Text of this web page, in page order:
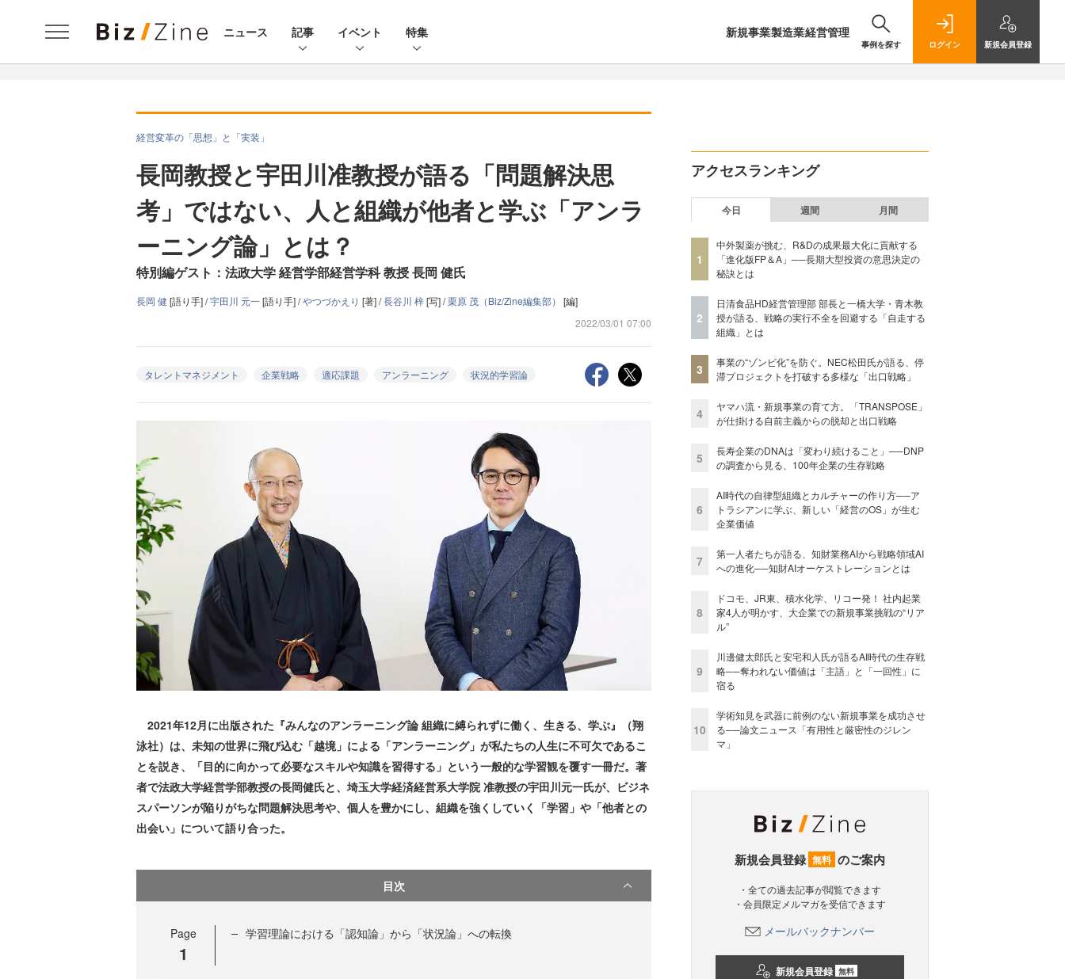
ニュース 記事 イベント 特集 新規事業製造業経営管理
事例を探す ログイン 新規会員登録
経営変革の「思想」と「実装」
長岡教授と宇田川准教授が語る「問題解決思
考」ではない、人と組織が他者と学ぶ「アンラ
ーニング論」とは？
特別編ゲスト：法政大学 経営学部経営学科 教授 長岡 健氏
長岡 健 [語り手] /宇田川 元一[語り手] /やつづかえり [著] /長谷川 梓[写] /栗原 茂（Biz/Zine編集部） [編]
2022/03/01 07:00
タレントマネジメント 企業戦略 適応課題 アンラーニング 状況的学習論
2021年12月に出版された『みんなのアンラーニング論 組織に縛られずに働く、生きる、学ぶ』（翔
泳社）は、未知の世界に飛び込む「越境」による「アンラーニング」が私たちの人生に不可欠であるこ
とを説き、「目的に向かって必要なスキルや知識を習得する」という一般的な学習観を覆す一冊だ。著
者で法政大学経営学部教授の長岡健氏と、埼玉大学経済経営系大学院 准教授の宇田川元一氏が、ビジネ
スパーソンが陥りがちな問題解決思考や、個人を豊かにし、組織を強くしていく「学習」や「他者との
出会い」について語り合った。
目次
Page
1
学習理論における「認知論」から「状況論」への転換
アクセスランキング
今日 週間 月間
1
中外製薬が挑む、R&Dの成果最大化に貢献する
「進化版FP＆A」──長期大型投資の意思決定の
秘訣とは
2
日清食品HD経営管理部 部長と一橋大学・青木教
授が語る、戦略の実行不全を回避する「自走する
組織」とは
3
事業の“ゾンビ化”を防ぐ。NEC松田氏が語る、停
滞プロジェクトを打破する多様な「出口戦略」
4
ヤマハ流・新規事業の育て方。「TRANSPOSE」
が仕掛ける自前主義からの脱却と出口戦略
5
長寿企業のDNAは「変わり続けること」──DNP
の調査から見る、100年企業の生存戦略
6
AI時代の自律型組織とカルチャーの作り方──ア
トラシアンに学ぶ、新しい「経営のOS」が生む
企業価値
7
第一人者たちが語る、知財業務AIから戦略領域AI
への進化──知財AIオーケストレーションとは
8
ドコモ、JR東、積水化学、リコー発！ 社内起業
家4人が明かす、大企業での新規事業挑戦の“リア
ル”
9
川邊健太郎氏と安宅和人氏が語るAI時代の生存戦
略──奪われない価値は「主語」と「一回性」に
宿る
10
学術知見を武器に前例のない新規事業を成功させ
る──論文ニュース「有用性と厳密性のジレン
マ」
新規会員登録 無料 のご案内
・全ての過去記事が閲覧できます
・会員限定メルマガを受信できます
メールバックナンバー
新規会員登録 無料